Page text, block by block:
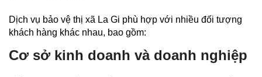
Dịch vụ bảo vệ thị xã La Gi phù hợp với nhiều đối tượng
khách hàng khác nhau, bao gồm:
Cơ sở kinh doanh và doanh nghiệp